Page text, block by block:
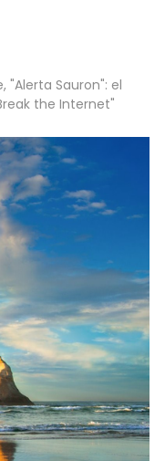
, "Alerta Sauron": el
the Internet"